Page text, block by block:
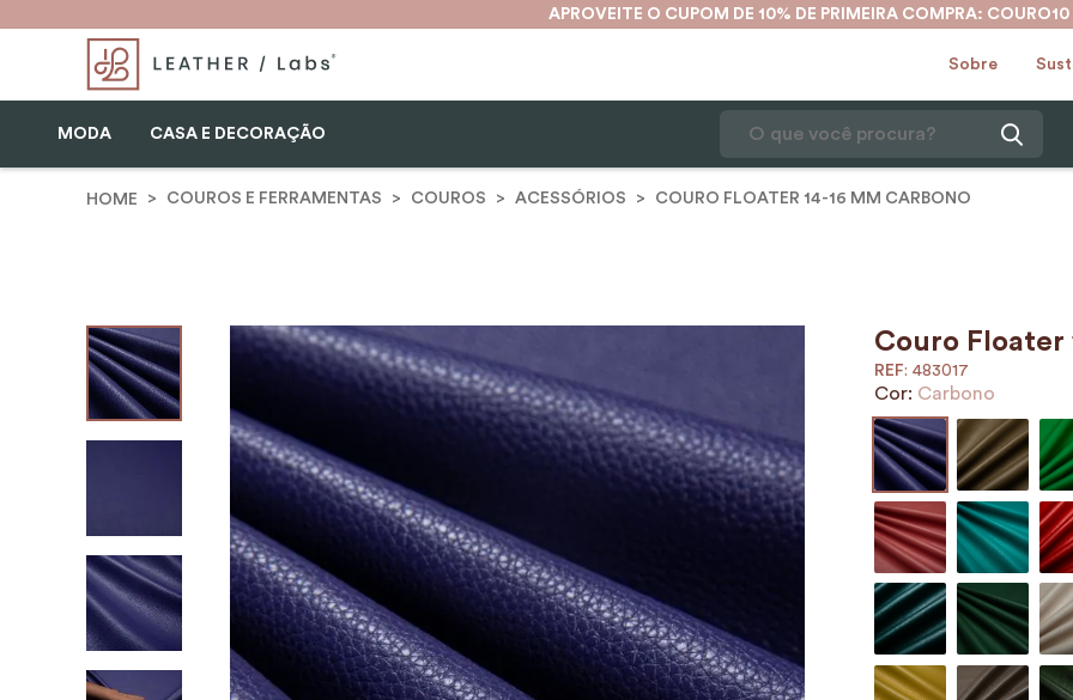
APROVEITE O CUPOM DE 10% DE PRIMEIRA COMPRA: COURO10
Sobre
MODA CASA E DECORAÇÃO
COUROS E FERRAMENTAS COUROS ACESSÓRIOS COURO FLOATER 14-16 MM CARBONO
Couro Floater
: 483017
Cor: Carbono
6º
avental
7º
nécessaire
º
carteira